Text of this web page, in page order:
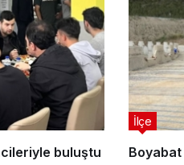
buluştu Boyabat
İlçe